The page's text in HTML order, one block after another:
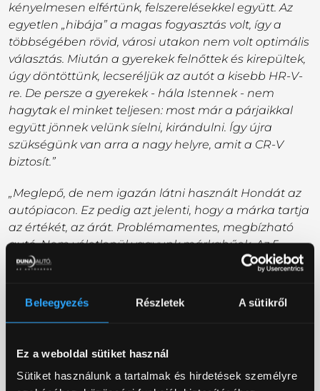
Beleegyezés Részletek A sütikről
Ez a weboldal sütiket használ
Sütiket használunk a tartalmak és hirdetések személyre
kényelmesen elfértünk, felszerelésekkel együtt. Az
egyetlen „hibája” a magas fogyasztás volt, így a
többségében rövid, városi utakon nem volt optimális
választás. Miután a gyerekek felnőttek és kirepültek,
úgy döntöttünk, lecseréljük az autót a kisebb HR-V-
re. De persze a gyerekek - hála Istennek - nem
hagytak el minket teljesen: most már a párjaikkal
együtt jönnek velünk síelni, kirándulni. Így újra
szükségünk van arra a nagy helyre, amit a CR-V
biztosít.”
„Meglepő, de nem igazán látni használt Hondát az
autópiacon. Ez pedig azt jelenti, hogy a márka tartja
az értékét, az árát. Problémamentes, megbízható
autó. Nem véletlenül vagyunk márkahűek. Az 5.
Hondát vesszük most a Duna Autónál - csak jelen
csak a hely, de a fogyasztás miatt is kitűnő választás
ez a modell számunkra, hiszen bizonyítottan 6,5-7
az autónkat, és rendkívül pozitív tapasztalataink
igazán jó viszonyt alakítottunk ki mind a szervizben,